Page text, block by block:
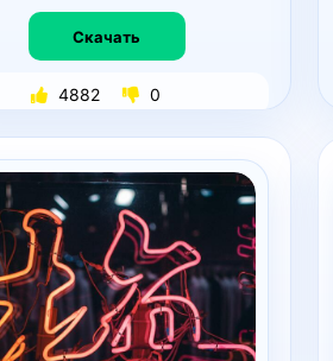
Скачать
4882 0